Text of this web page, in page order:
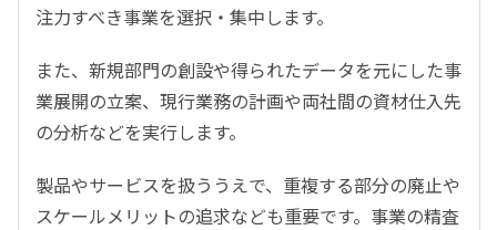
注力すべき事業を選択・集中します。
また、新規部門の創設や得られたデータを元にした事
業展開の立案、現行業務の計画や両社間の資材仕入先
の分析などを実行します。
製品やサービスを扱ううえで、重複する部分の廃止や
スケールメリットの追求なども重要です。事業の精査